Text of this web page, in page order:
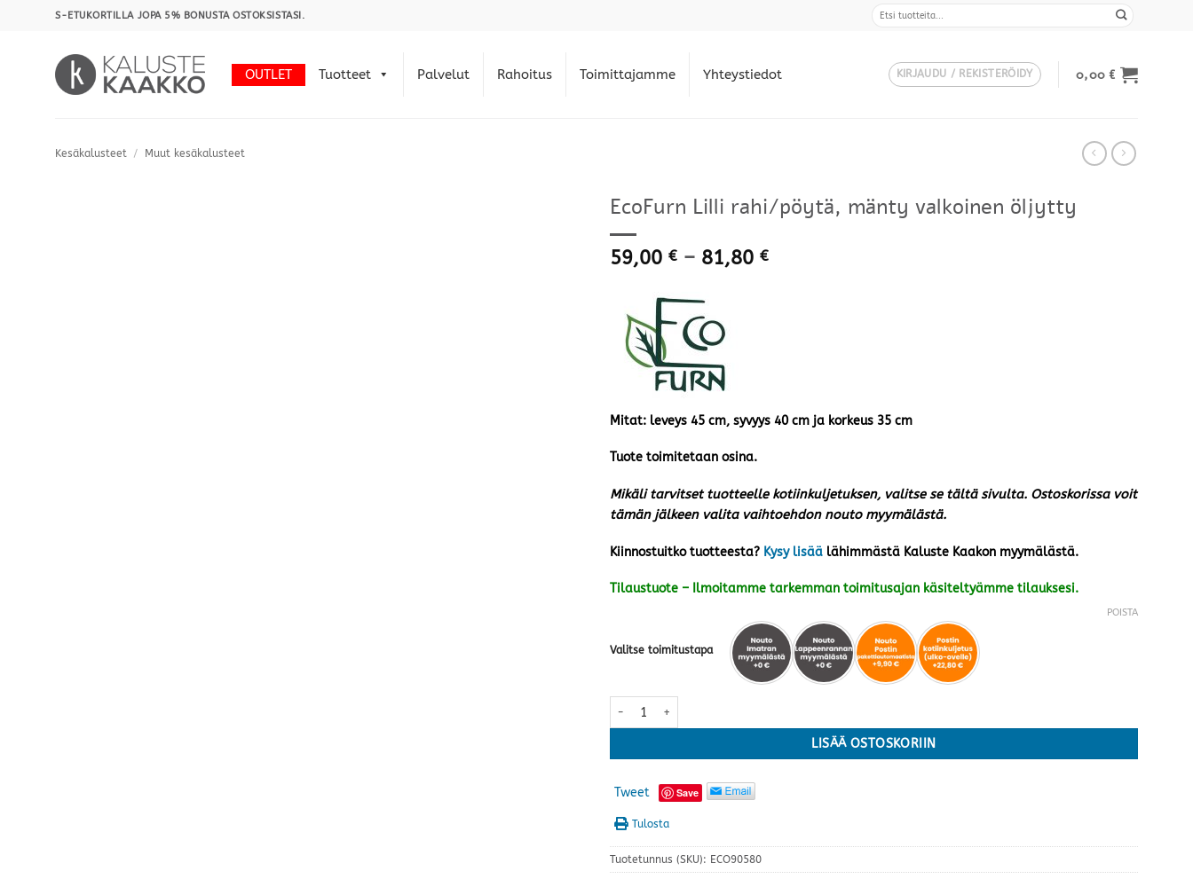
S-ETUKORTILLA JOPA 5% BONUSTA OSTOKSISTASI.
OUTLET Tuotteet Palvelut Rahoitus Toimittajamme Yhteystiedot KIRJAUDU / REKISTERÖIDY 0,00€
Kesäkalusteet / Muut kesäkalusteet
EcoFurn Lilli rahi/pöytä, mänty valkoinen öljytty
59,00 € – 81,80 €Hintaluokka:
Mitat: leveys 45 cm, syvyys 40 cm ja korkeus 35 cm
Tuote toimitetaan osina.
Mikäli tarvitset tuotteelle kotiinkuljetuksen, valitse se tältä sivulta. Ostoskorissa voit
tämän jälkeen valita vaihtoehdon nouto myymälästä.
Kiinnostuitko tuotteesta? Kysy lisää lähimmästä Kaluste Kaakon myymälästä.
Tilaustuote – Ilmoitamme tarkemman toimitusajan käsiteltyämme tilauksesi.
Valitse toimitustapa
POISTA
EcoFurn Lilli rahi/pöytä, mänty valkoinen öljytty määrä
LISÄÄ OSTOSKORIIN
Tweet Save
Tulosta
Tuotetunnus (SKU): ECO90580